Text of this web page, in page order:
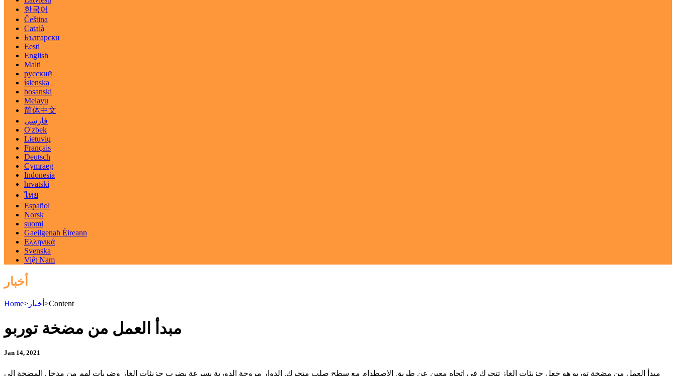
한국어
Čeština
Català
Български
Eesti
English
Malti
русский
íslenska
bosanski
Melayu
简体中文
فارسی
O'zbek
Lietuvių
Français
Deutsch
Cymraeg
Indonesia
hrvatski
ไทย
Español
Norsk
suomi
Gaeilgenah Éireann
Ελληνικά
Svenska
Việt Nam
أخبار
Home> أخبار >Content
مبدأ العمل من مضخة توربو
Jan 14, 2021
مبدأ العمل من مضخة توربو هو جعل جزيئات الغاز تتحرك في اتجاه معين عن طريق الاصطدام مع سطح صلب متحرك. الدوار مروحة الدورية بسرعة يضرب جزيئات الغاز وضربات لهم من مدخل المضخة إلى